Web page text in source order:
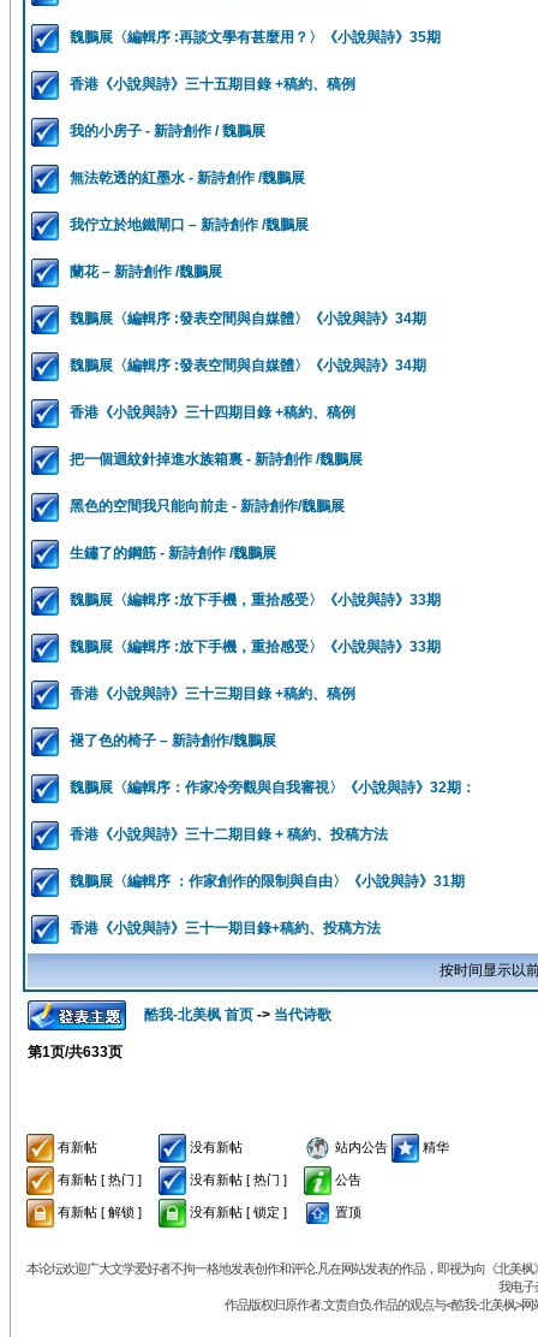
魏鵬展〈編輯序 :再談文學有甚麼用？〉《小說與詩》35期
香港《小說與詩》三十五期目錄 +稿約、稿例
我的小房子 - 新詩創作 / 魏鵬展
無法乾透的紅墨水 - 新詩創作 /魏鵬展
我佇立於地鐵閘口 – 新詩創作 /魏鵬展
蘭花 – 新詩創作 /魏鵬展
魏鵬展〈編輯序 :發表空間與自媒體〉《小說與詩》34期
魏鵬展〈編輯序 :發表空間與自媒體〉《小說與詩》34期
香港《小說與詩》三十四期目錄 +稿約、稿例
把一個迴紋針掉進水族箱裏 - 新詩創作 /魏鵬展
黑色的空間我只能向前走 - 新詩創作/魏鵬展
生鏽了的鋼筋 - 新詩創作 /魏鵬展
魏鵬展〈編輯序 :放下手機，重拾感受〉《小說與詩》33期
魏鵬展〈編輯序 :放下手機，重拾感受〉《小說與詩》33期
香港《小說與詩》三十三期目錄 +稿約、稿例
褪了色的椅子 – 新詩創作/魏鵬展
魏鵬展〈編輯序：作家冷旁觀與自我審視〉《小說與詩》32期：
香港《小說與詩》三十二期目錄 + 稿約、投稿方法
魏鵬展〈編輯序 ：作家創作的限制與自由〉《小說與詩》31期
香港《小說與詩》三十一期目錄+稿約、投稿方法
按时间显示以
酷我-北美枫 首页 -> 当代诗歌
第1页/共633页
有新帖 没有新帖 站内公告 精华
有新帖 [ 热门 ] 没有新帖 [ 热门 ] 公告
有新帖 [ 解锁 ] 没有新帖 [ 锁定 ] 置顶
本论坛欢迎广大文学爱好者不拘一格地发表创作和评论.凡在网站发表的作品，即视为向《北美
我电子
作品版权归原作者.文责自负.作品的观点与<酷我-北美枫>